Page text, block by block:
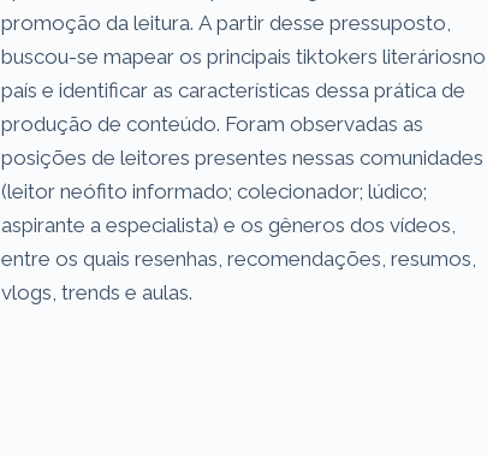
promoção da leitura. A partir desse pressuposto,
buscou-se mapear os principais tiktokers literáriosno
país e identificar as características dessa prática de
produção de conteúdo. Foram observadas as
posições de leitores presentes nessas comunidades
(leitor neófito informado; colecionador; lúdico;
aspirante a especialista) e os gêneros dos vídeos,
entre os quais resenhas, recomendações, resumos,
vlogs, trends e aulas.